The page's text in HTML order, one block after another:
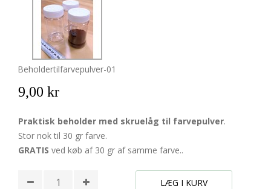
Beholdertilfarvepulver-01
9,00 kr
Praktisk beholder med skruelåg til farvepulver.
Stor nok til 30 gr farve.
GRATIS ved køb af 30 gr af samme farve..
LÆG I KURV